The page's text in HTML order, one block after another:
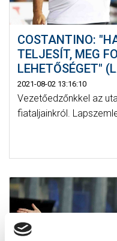
COSTANTINO:
TELJESÍT, MEG
LEHETŐSÉGET"
2021-08-02 13:16:10
Vezetőedzőnkkel az
fiataljainkról.